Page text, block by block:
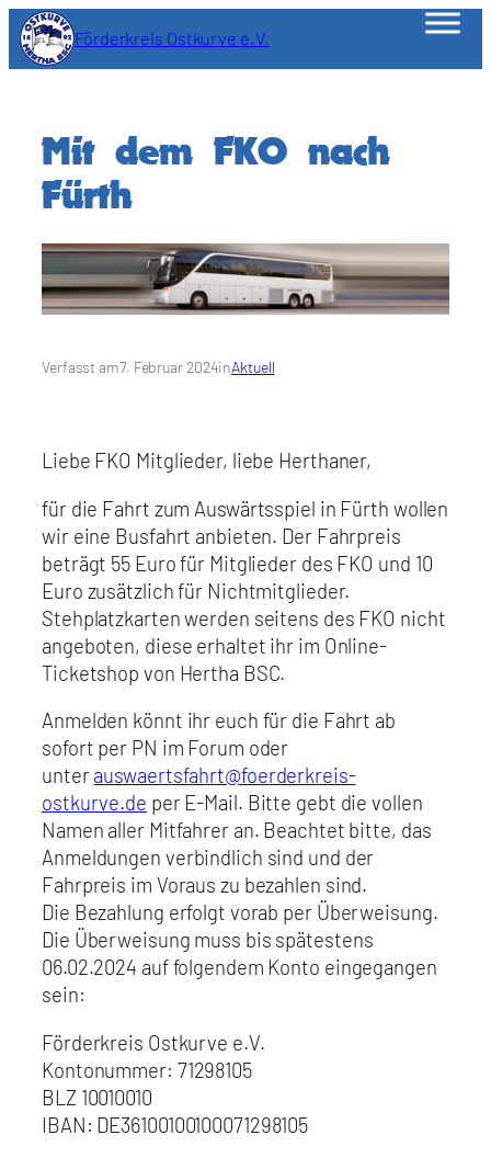
Zum
Inhalt
springen
Förderkreis Ostkurve e.V.
Mit dem FKO nach
Fürth
Verfasst am7. Februar 2024inAktuell
Liebe FKO Mitglieder, liebe Herthaner,
für die Fahrt zum Auswärtsspiel in Fürth wollen
wir eine Busfahrt anbieten. Der Fahrpreis
beträgt 55 Euro für Mitglieder des FKO und 10
Euro zusätzlich für Nichtmitglieder.
Stehplatzkarten werden seitens des FKO nicht
angeboten, diese erhaltet ihr im Online-
Ticketshop von Hertha BSC.
Anmelden könnt ihr euch für die Fahrt ab
sofort per PN im Forum oder
unterauswaertsfahrt@foerderkreis-
ostkurve.de per E-Mail. Bitte gebt die vollen
Namen aller Mitfahrer an. Beachtet bitte, das
Anmeldungen verbindlich sind und der
Fahrpreis im Voraus zu bezahlen sind.
Die Bezahlung erfolgt vorab per Überweisung.
Die Überweisung muss bis spätestens
06.02.2024 auf folgendem Konto eingegangen
sein:
Förderkreis Ostkurve e.V.
Kontonummer: 71298105
BLZ 10010010
IBAN: DE36100100100071298105